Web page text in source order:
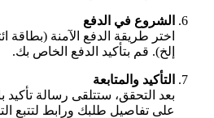
الشروع في الدفع
اختر طريقة الدفع الآمنة (بطاقة
إلخ). قم بتأكيد الدفع الخاص بك.
التأكيد والمتابعة
بعد التحقق، ستتلقى رسالة تأكيد
على تفاصيل طلبك ورابط لتتبع